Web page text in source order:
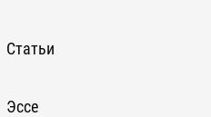
Статьи
Эссе